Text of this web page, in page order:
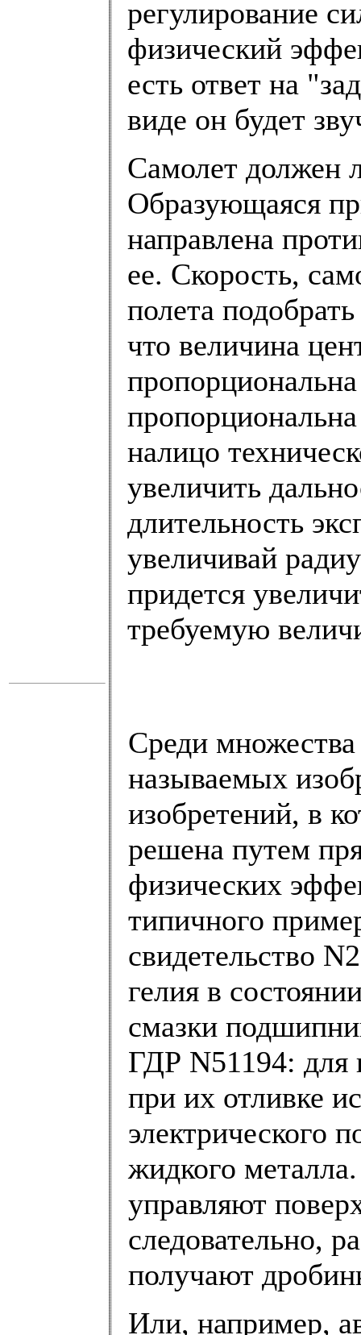
регулирование
физический
есть ответ на
виде он будет
Самолет должен
Образующаяся
направлена
ее. Скорость,
полета
что величина
налицо
увеличить
длительность
увеличивай
придется
требуемую
Среди
называемых
изобретений, в
решена путем
физических
типичного
свидетельство
гелия в
смазки
ГДР N51194: для
при их отливке
электрического
жидкого
управляют
следовательно,
получают
Или, например,